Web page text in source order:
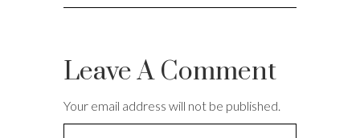
Leave A Comment
Your email address will not be published.